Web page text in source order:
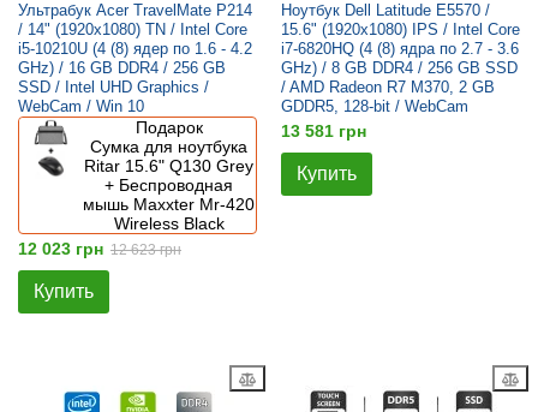
Ультрабук Acer TravelMate P214
/ 14" (1920x1080) TN / Intel Core
i5-10210U (4 (8) ядер по 1.6 - 4.2
GHz) / 16 GB DDR4 / 256 GB
SSD / Intel UHD Graphics /
WebCam / Win 10
Подарок
Сумка для ноутбука
Ritar 15.6" Q130 Grey
+ Беспроводная
мышь Maxxter Mr-420
Wireless Black
12 023 грн 12 623 грн
Купить
Ноутбук Dell Latitude E5570 /
15.6" (1920x1080) IPS / Intel Core
i7-6820HQ (4 (8) ядра по 2.7 - 3.6
GHz) / 8 GB DDR4 / 256 GB SSD
/ AMD Radeon R7 M370, 2 GB
GDDR5, 128-bit / WebCam
13 581 грн
Купить